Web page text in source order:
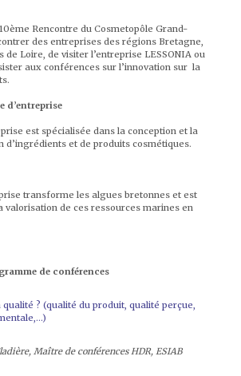
Rencontre du Cosmetopôle Grand-
des entreprises des régions Bretagne,
de Loire, de visiter l’entreprise LESSONIA ou
aux conférences sur l’innovation sur la
d’entreprise
est spécialisée dans la conception et la
d’ingrédients et de produits cosmétiques.
transforme les algues bretonnes et est
valorisation de ces ressources marines en
de conférences
qualité ? (qualité du produit, qualité perçue,
Maître de conférences HDR, ESIAB